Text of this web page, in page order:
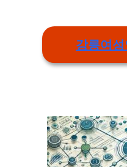
강릉여